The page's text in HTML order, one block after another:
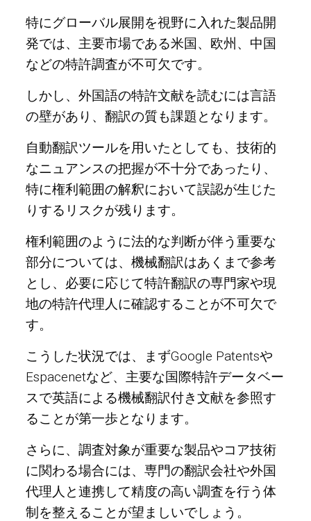
特にグローバル展開を視野に入れた製品開
発では、主要市場である米国、欧州、中国
などの特許調査が不可欠です。
しかし、外国語の特許文献を読むには言語
の壁があり、翻訳の質も課題となります。
自動翻訳ツールを用いたとしても、技術的
なニュアンスの把握が不十分であったり、
特に権利範囲の解釈において誤認が生じた
りするリスクが残ります。
権利範囲のように法的な判断が伴う重要な
部分については、機械翻訳はあくまで参考
とし、必要に応じて特許翻訳の専門家や現
地の特許代理人に確認することが不可欠で
す。
こうした状況では、まずGoogle Patentsや
Espacenetなど、主要な国際特許データベー
スで英語による機械翻訳付き文献を参照す
ることが第一歩となります。
さらに、調査対象が重要な製品やコア技術
に関わる場合には、専門の翻訳会社や外国
代理人と連携して精度の高い調査を行う体
制を整えることが望ましいでしょう。